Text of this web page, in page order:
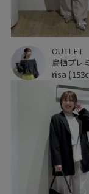
OUTLET
risa